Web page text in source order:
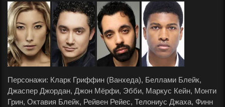
Персонажи: Кларк Гриффин (Ванхеда), Беллами Блейк,
Джаспер Джордан, Джон Мёрфи, Эбби, Маркус Кейн, Монти
Грин, Октавия Блейк, Рейвен Рейес, Телониус Джаха, Финн